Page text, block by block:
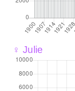
♀ Julie